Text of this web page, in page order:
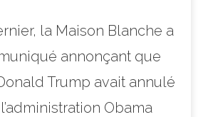
la Maison Blanche a
annonçant que
Trump avait annulé
Obama